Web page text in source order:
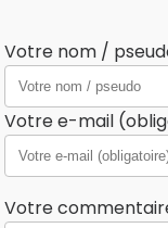
Votre nom /
Votre e-mail
Votre